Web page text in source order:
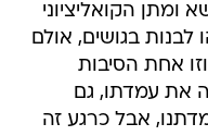
ומתן הקואליציוני
לבנות בגושים, אולם
אחת הסיבות
את עמדתו, גם
אבל כרגע זה